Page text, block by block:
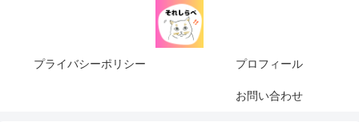
プライバシーポリシー プロフィール
お問い合わせ